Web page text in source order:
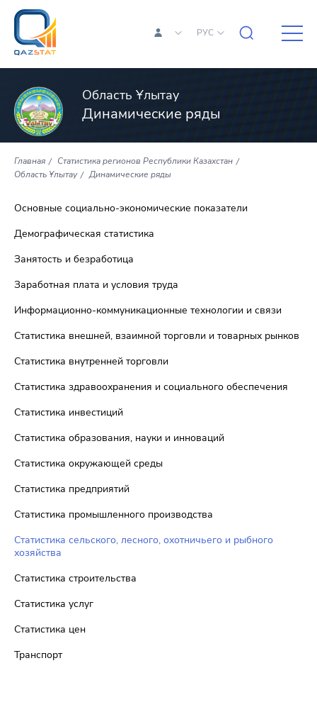
РУС
Область Ұлытау
Динамические ряды
Главная
Статистика регионов Республики Казахстан
Область Ұлытау
Динамические ряды
Основные социально-экономические показатели
Демографическая статистика
Занятость и безработица
Заработная плата и условия труда
Информационно-коммуникационные технологии и связи
Статистика внешней, взаимной торговли и товарных рынков
Статистика внутренней торговли
Статистика здравоохранения и социального обеспечения
Статистика инвестиций
Статистика образования, науки и инноваций
Статистика окружающей среды
Статистика предприятий
Статистика промышленного производства
Статистика сельского, лесного, охотничьего и рыбного
хозяйства
Статистика строительства
Статистика услуг
Статистика цен
Транспорт